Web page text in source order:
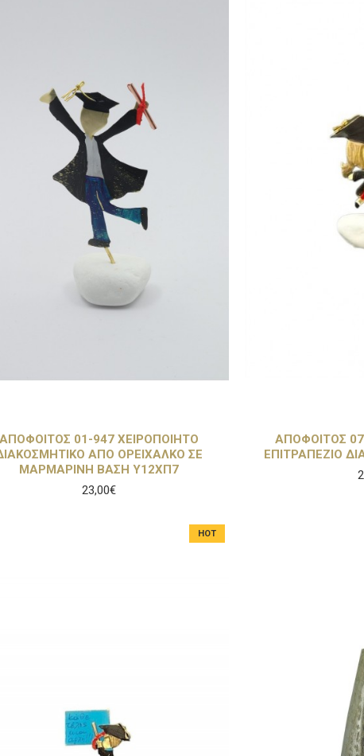
ΑΠΟΦΟΙΤΟΣ 01-947 ΧΕΙΡΟΠΟΙΗΤΟ
ΑΠΟ ΟΡΕΙΧΑΛΚΟ ΣΕ
ΜΑΡΜΑΡΙΝΗ ΒΑΣΗ Υ12ΧΠ7
23,00€
ΑΠΟΦΟΙΤΟΣ
ΕΠΙΤΡΑΠΕΖΙΟ
HOT